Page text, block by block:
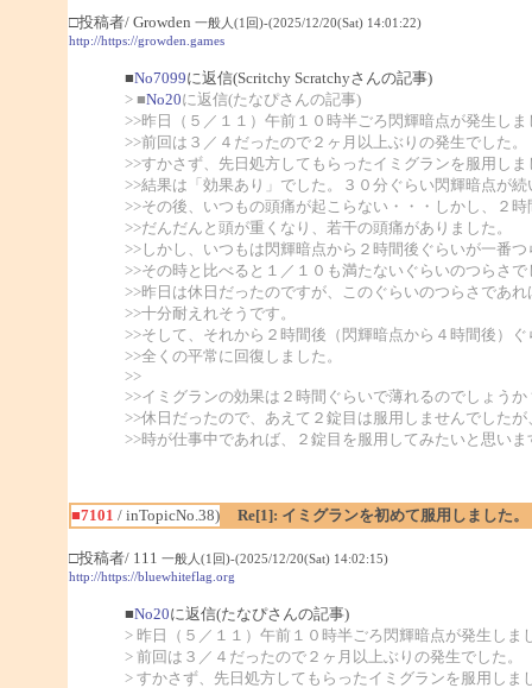
□投稿者/ Growden 一般人(1回)-(2025/12/20(Sat) 14:01:22)
http://https://growden.games
■No7099に返信(Scritchy Scratchyさんの記事)
> ■No20に返信(たなぴさんの記事)
>>昨日（５／１１）午前１０時半ごろ閃輝暗点が発生しま
>>前回は３／４だったので２ヶ月以上ぶりの発生でした。
>>すかさず、先日処方してもらったイミグランを服用しま
>>結果は「効果あり」でした。３０分ぐらい閃輝暗点が
>>その後、いつもの頭痛が起こらない・・・しかし、２時
>>だんだんと頭が重くなり、若干の頭痛がありました。
>>しかし、いつもは閃輝暗点から２時間後ぐらいが一番つ
>>その時と比べると１／１０も満たないぐらいのつらさで
>>昨日は休日だったのですが、このぐらいのつらさであ
>>十分耐えれそうです。
>>そして、それから２時間後（閃輝暗点から４時間後）ぐ
>>全くの平常に回復しました。
>>
>>イミグランの効果は２時間ぐらいで薄れるのでしょうか
>>休日だったので、あえて２錠目は服用しませんでした
>>時が仕事中であれば、２錠目を服用してみたいと思いま
■7101 / inTopicNo.38) Re[1]: イミグランを初めて服用しました。
□投稿者/ 111 一般人(1回)-(2025/12/20(Sat) 14:02:15)
http://https://bluewhiteflag.org
■No20に返信(たなぴさんの記事)
> 昨日（５／１１）午前１０時半ごろ閃輝暗点が発生しま
> 前回は３／４だったので２ヶ月以上ぶりの発生でした。
> すかさず、先日処方してもらったイミグランを服用しま